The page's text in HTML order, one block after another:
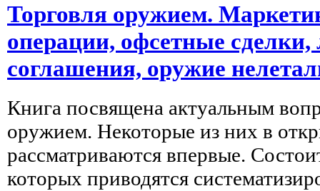
Торговля оружием.
операции, офсетные
соглашения, оружие
Книга посвящена актуальным
оружием. Некоторые из них в
рассматриваются впервые.
которых приводятся